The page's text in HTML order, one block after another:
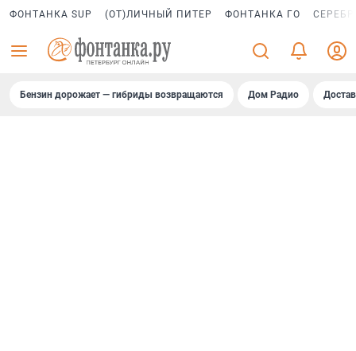
ФОНТАНКА SUP (ОТ)ЛИЧНЫЙ ПИТЕР ФОНТАНКА ГО
Бензин дорожает — гибриды возвращаются Дом Радио